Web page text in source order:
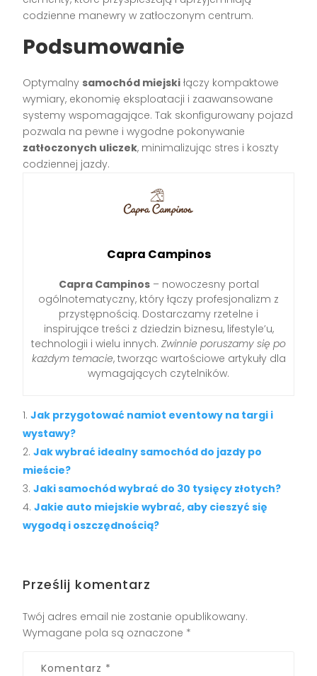
codzienne manewry w zatłoczonym centrum.
Podsumowanie
Optymalny samochód miejski łączy kompaktowe
wymiary, ekonomię eksploatacji i zaawansowane
systemy wspomagające. Tak skonfigurowany pojazd
pozwala na pewne i wygodne pokonywanie
zatłoczonych uliczek, minimalizując stres i koszty
codziennej jazdy.
Capra Campinos
Capra Campinos– nowoczesny portal
ogólnotematyczny, który łączy profesjonalizm z
przystępnością. Dostarczamy rzetelne i
inspirujące treści z dziedzin biznesu, lifestyle’u,
technologii i wielu innych. Zwinnie poruszamy się po
każdym temacie, tworząc wartościowe artykuły dla
wymagających czytelników.
Jak przygotować namiot eventowy na targi i
wystawy?
Jak wybrać idealny samochód do jazdy po
mieście?
Jaki samochód wybrać do 30 tysięcy złotych?
Jakie auto miejskie wybrać, aby cieszyć się
wygodą i oszczędnością?
Prześlij komentarz
Twój adres email nie zostanie opublikowany.
Wymagane pola są oznaczone *